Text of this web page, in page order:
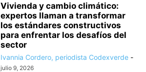
Vivienda y cambio climático:
expertos llaman a transformar
los estándares constructivos
para enfrentar los desafíos del
sector
Ivannia Cordero, periodista Codexverde -
julio 9, 2026